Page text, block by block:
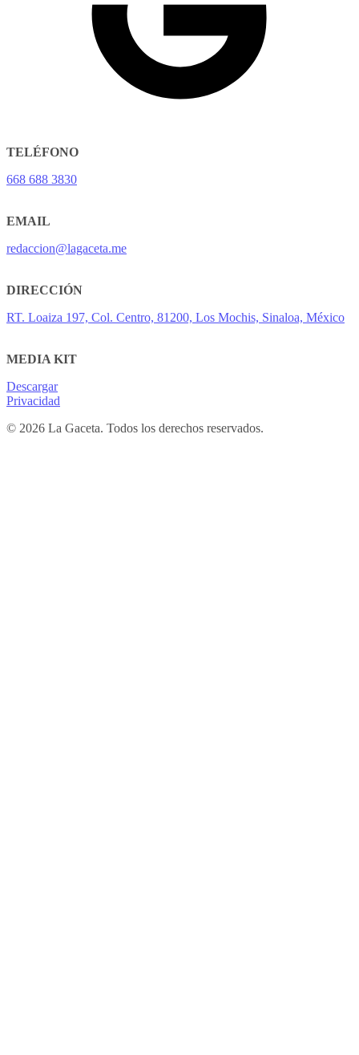
TELÉFONO
668 688 3830
EMAIL
redaccion@lagaceta.me
DIRECCIÓN
RT. Loaiza 197, Col. Centro, 81200, Los Mochis, Sinaloa, México
MEDIA KIT
Descargar
Privacidad
© 2026 La Gaceta. Todos los derechos reservados.